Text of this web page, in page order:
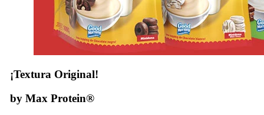
¡Textura Original!
by Max Protein®